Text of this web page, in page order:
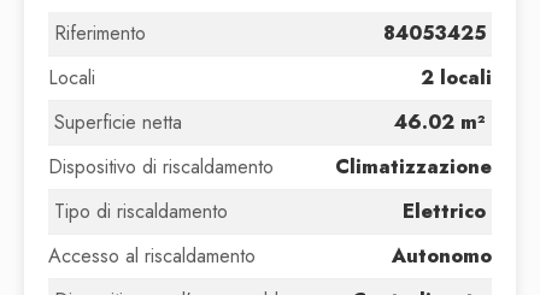
Riferimento
84053425
Locali
2 locali
Superficie netta
46.02 m²
Dispositivo di riscaldamento
Climatizzazione
Tipo di riscaldamento
Elettrico
Accesso al riscaldamento
Autonomo